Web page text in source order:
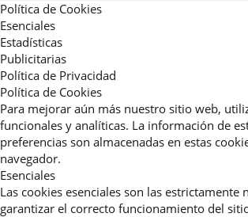
Política de Cookies
Esenciales
Estadísticas
Publicitarias
Política de Privacidad
Política de Cookies
Para mejorar aún más nuestro sitio web,
funcionales y analíticas. La información de
preferencias son almacenadas en estas
navegador.
Esenciales
Las cookies esenciales son las estrictamente
garantizar el correcto funcionamiento del